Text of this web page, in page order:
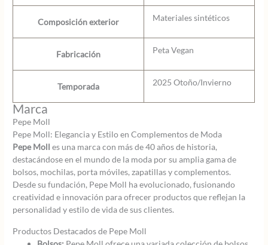
Composición exterior Materiales sintéticos
Fabricación Peta Vegan
Temporada 2025 Otoño/Invierno
Marca
Pepe Moll
Pepe Moll: Elegancia y Estilo en Complementos de Moda
Pepe Moll es una marca con más de 40 años de historia,
destacándose en el mundo de la moda por su amplia gama de
bolsos, mochilas, porta móviles, zapatillas y complementos.
Desde su fundación, Pepe Moll ha evolucionado, fusionando
creatividad e innovación para ofrecer productos que reflejan la
personalidad y estilo de vida de sus clientes.
Productos Destacados de Pepe Moll